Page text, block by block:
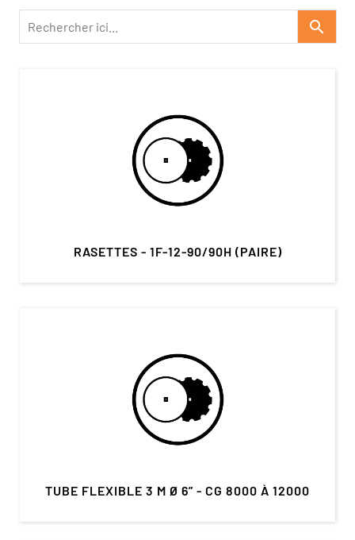
search
RASETTES - 1F-12-90/90H (PAIRE)
TUBE FLEXIBLE 3 M Ø 6” - CG 8000 À 12000